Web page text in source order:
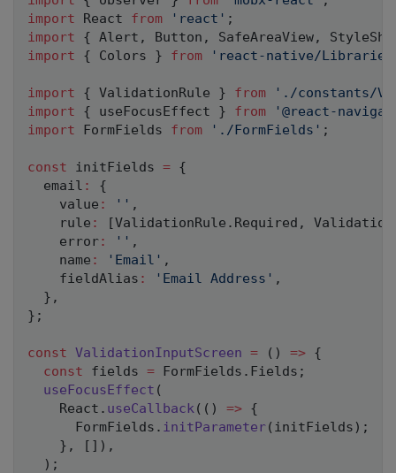
import React from 'react' ;
import
{ Alert , Button , SafeAreaView,
import
{ Colors } from 'react-native/Libraries/
import { ValidationRule } from
'./constants/
import
{ useFocusEffect } from
'@react-
import FormFields from './FormFields' ;
const initFields = {
  email
:
{
    value
: '' ,
    rule
: [ValidationRule . Required ,
    error
: '' ,
    name
: 'Email' ,
    fieldAlias
: 'Email Address' ,
} ,
} ;
const ValidationInputScreen = ( ) => {
const fields = FormFields . Fields ;
useFocusEffect (
    React
. useCallback( ( ) => {
      FormFields
. initParameter( initFields ) ;
} , [ ] ) ,
) ;